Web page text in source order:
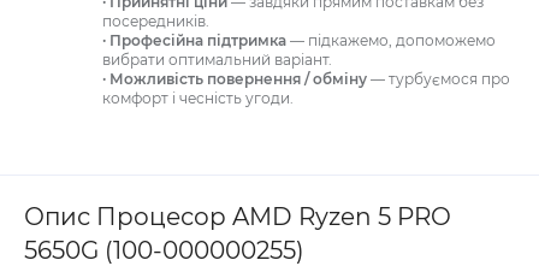
посередників.
· Професійна підтримка — підкажемо, допоможемо
вибрати оптимальний варіант.
· Можливість повернення / обміну — турбуємося про
комфорт і чесність угоди.
Опис Процесор AMD Ryzen 5 PRO
5650G (100-000000255)